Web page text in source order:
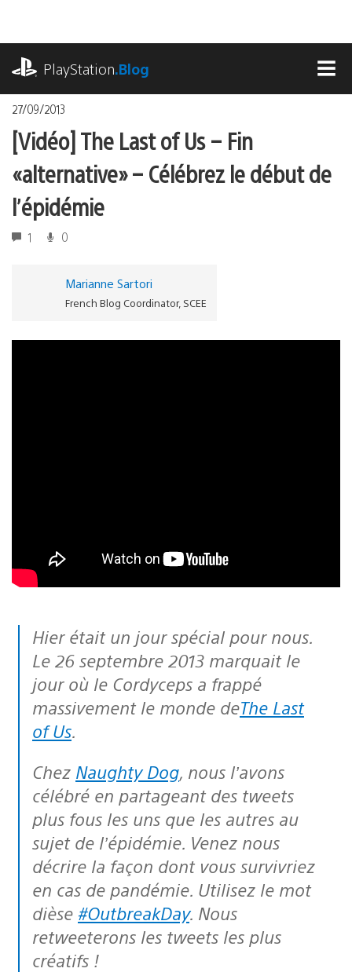
contenu
PlayStation.Blog
27/09/2013
[Vidéo] The Last of Us – Fin
« alternative » – Célébrez le début de
l’épidémie
1 0
Marianne Sartori
French Blog Coordinator, SCEE
Hier était un jour spécial pour nous.
Le 26 septembre 2013 marquait le
jour où le Cordyceps a frappé
massivement le monde deThe Last
of Us.
Chez Naughty Dog, nous l’avons
célébré en partageant des tweets
plus fous les uns que les autres au
sujet de l’épidémie. Venez nous
décrire la façon dont vous survivriez
en cas de pandémie. Utilisez le mot
dièse #OutbreakDay. Nous
retweeterons les tweets les plus
créatifs !